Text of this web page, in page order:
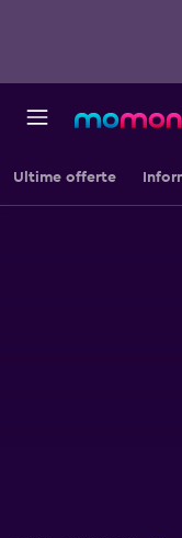
Ultime offerte